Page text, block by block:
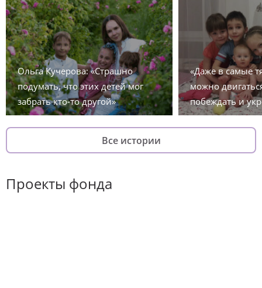
Ольга Кучерова: «Страшно
подумать, что этих детей мог
забрать кто-то другой»
«Даже в самые
можно
побеждать и
Все истории
Проекты фонда